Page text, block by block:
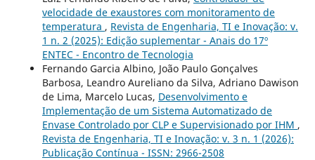
velocidade de exaustores com monitoramento de
temperatura , Revista de Engenharia, TI e Inovação: v.
1 n. 2 (2025): Edição suplementar - Anais do 17º
ENTEC - Encontro de Tecnologia
Fernando Garcia Albino, João Paulo Gonçalves
Barbosa, Leandro Aureliano da Silva, Adriano Dawison
de Lima, Marcelo Lucas, Desenvolvimento e
Implementação de um Sistema Automatizado de
Envase Controlado por CLP e Supervisionado por IHM ,
Revista de Engenharia, TI e Inovação: v. 3 n. 1 (2026):
Publicação Contínua - ISSN: 2966-2508